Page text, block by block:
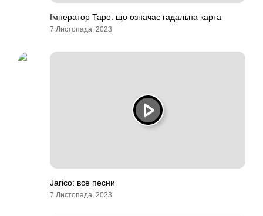
Імператор Таро: що означає гадальна карта
7 Листопада, 2023
Jarico: все песни
7 Листопада, 2023